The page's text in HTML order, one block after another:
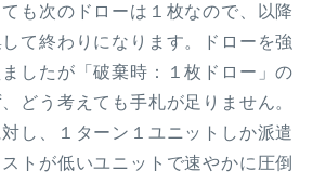
も次のドローは１枚なので、以降
て終わりになります。ドローを強
したが「破棄時：１枚ドロー」の
どう考えても手札が足りません。
し、１ターン１ユニットしか派遣
トが低いユニットで速やかに圧倒